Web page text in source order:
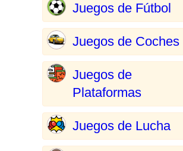
Juegos de Fútbol
Juegos de Coches
Juegos de
Plataformas
Juegos de Lucha